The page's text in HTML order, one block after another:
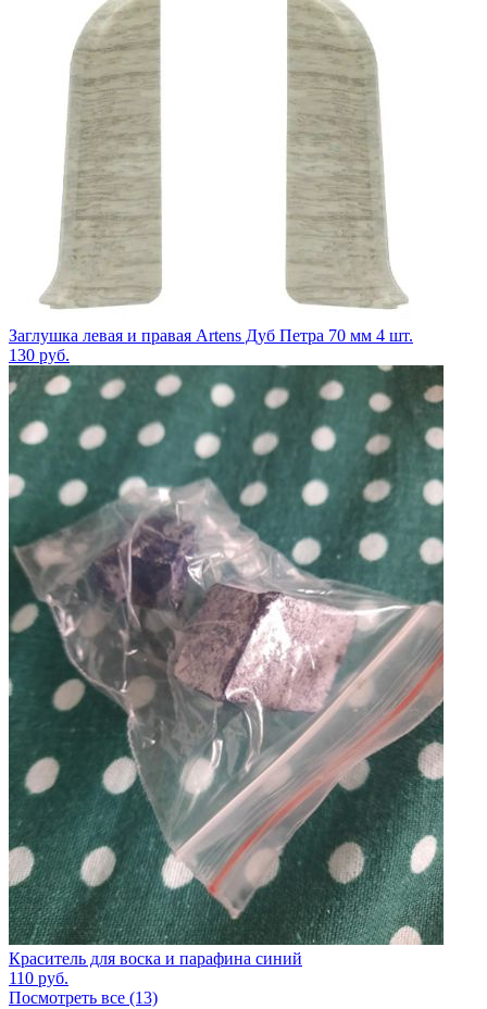
Заглушка левая и правая Artens Дуб Петра 70 мм 4 шт.
130 руб.
Краситель для воска и парафина синий
110 руб.
Посмотреть все (13)